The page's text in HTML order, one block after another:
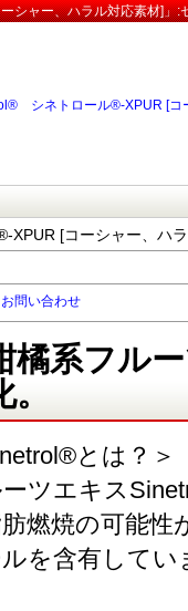
ャー、ハラル対応素材]」:
シネトロール®-XPUR [コ
[コーシャー、ハ
お問い合わせ
橘系フル
。
とは？＞
ツエキス
燃焼の可能性
ルを含有してい